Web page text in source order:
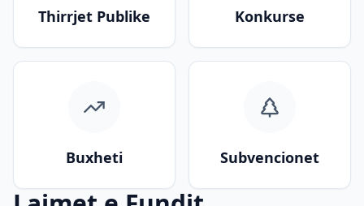
Thirrjet Publike Konkurse
Buxheti Subvencionet